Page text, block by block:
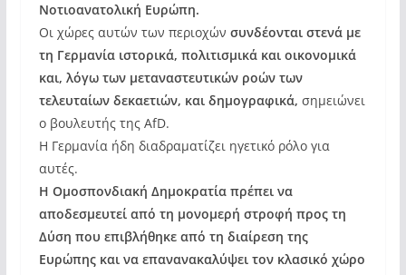
Νοτιοανατολική Ευρώπη.
Οι χώρες αυτών των περιοχών συνδέονται στενά με
τη Γερμανία ιστορικά, πολιτισμικά και οικονομικά
και, λόγω των μεταναστευτικών ροών των
τελευταίων δεκαετιών, και δημογραφικά, σημειώνει
ο βουλευτής της AfD.
Η Γερμανία ήδη διαδραματίζει ηγετικό ρόλο για
αυτές.
Η Ομοσπονδιακή Δημοκρατία πρέπει να
αποδεσμευτεί από τη μονομερή στροφή προς τη
Δύση που επιβλήθηκε από τη διαίρεση της
Ευρώπης και να επανανακαλύψει τον κλασικό χώρο